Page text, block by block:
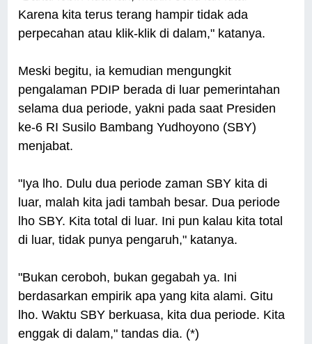
Karena kita terus terang hampir tidak ada
perpecahan atau klik-klik di dalam," katanya.
Meski begitu, ia kemudian mengungkit
pengalaman PDIP berada di luar pemerintahan
selama dua periode, yakni pada saat Presiden
ke-6 RI Susilo Bambang Yudhoyono (SBY)
menjabat.
"Iya lho. Dulu dua periode zaman SBY kita di
luar, malah kita jadi tambah besar. Dua periode
lho SBY. Kita total di luar. Ini pun kalau kita total
di luar, tidak punya pengaruh," katanya.
"Bukan ceroboh, bukan gegabah ya. Ini
berdasarkan empirik apa yang kita alami. Gitu
lho. Waktu SBY berkuasa, kita dua periode. Kita
enggak di dalam," tandas dia. (*)